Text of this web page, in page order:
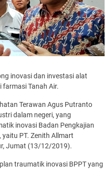
inovasi dan investasi alat
farmasi Tanah Air.
Terawan Agus Putranto
dalam negeri, yang
inovasi Badan Pengkajian
yaitu PT. Zenith Allmart
Jumat (13/12/2019).
traumatik inovasi BPPT yang